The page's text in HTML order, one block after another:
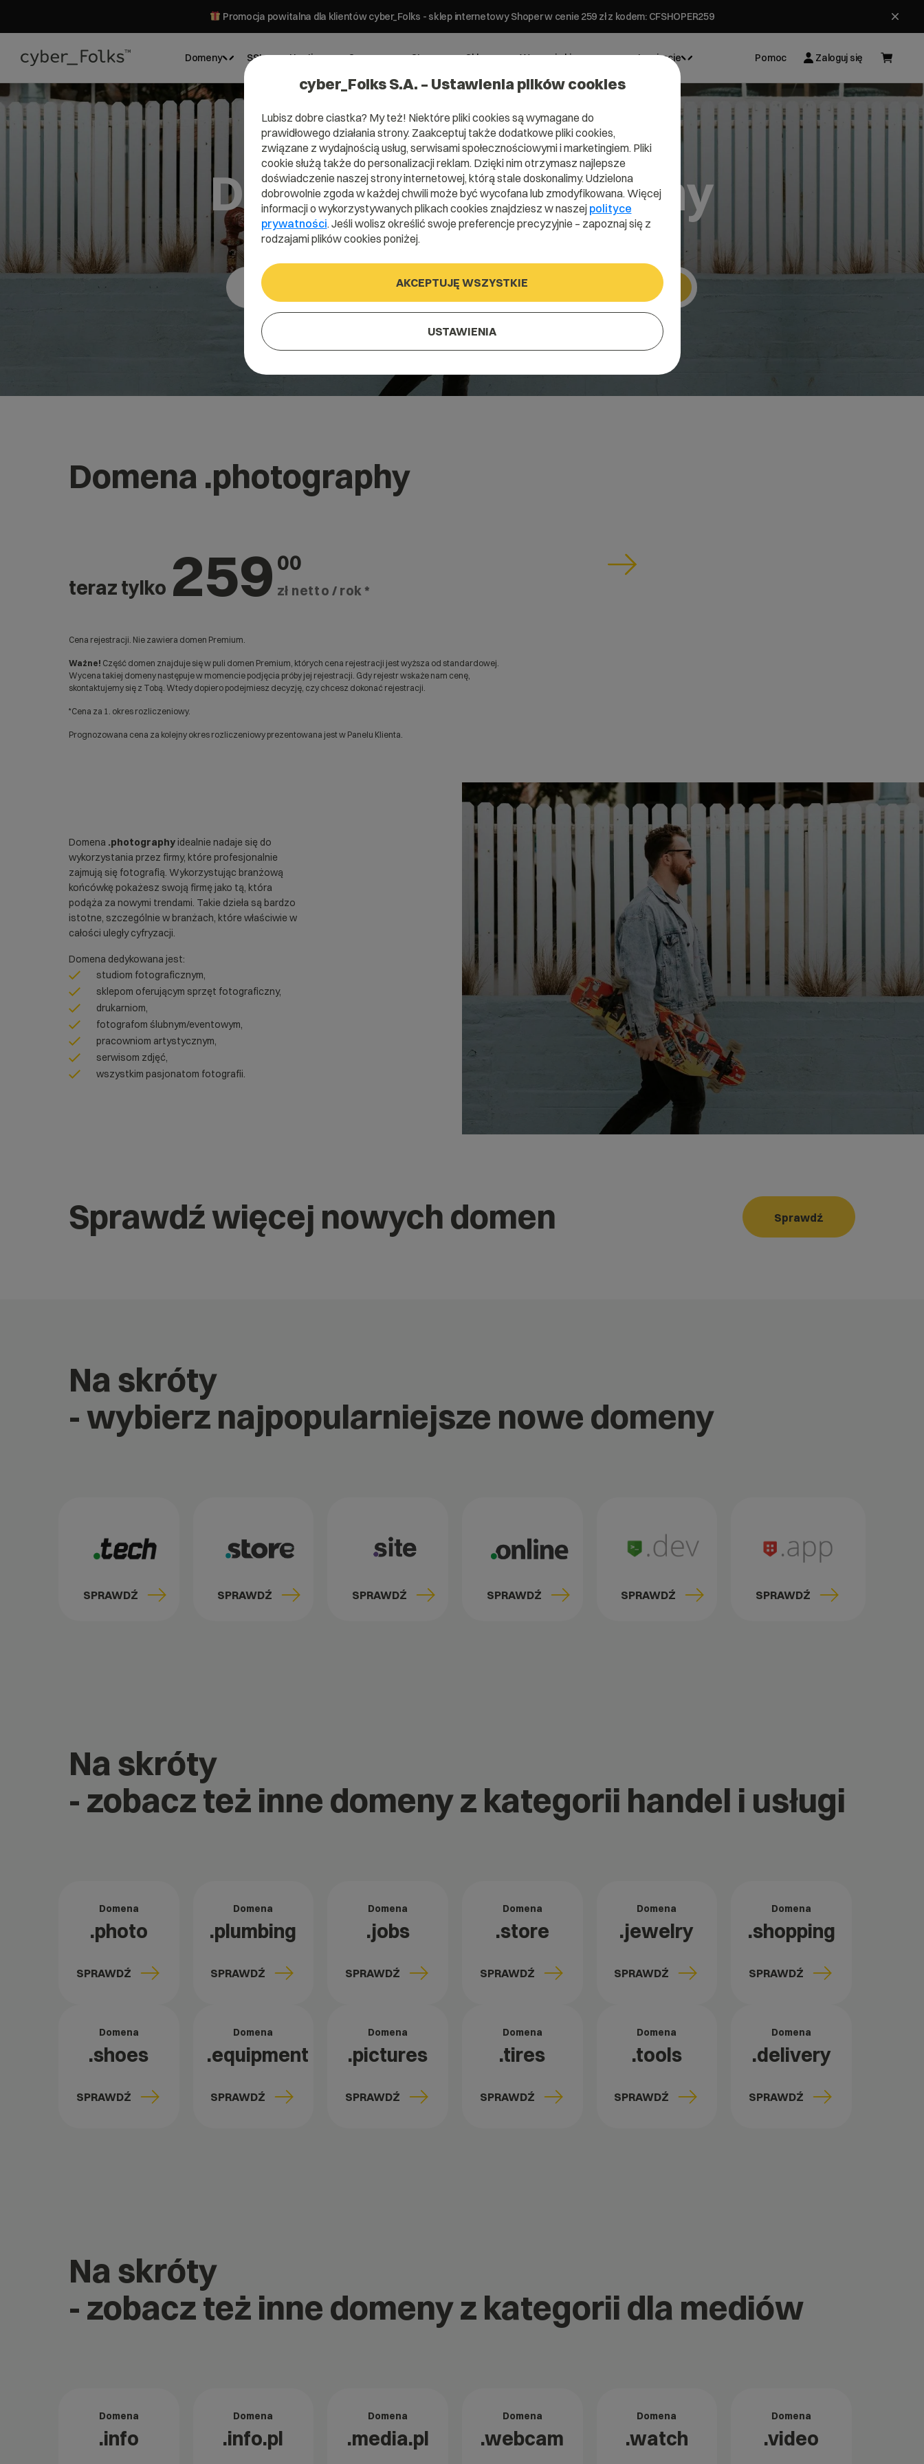
Promocja powitalna dla klientów cyber_Folks - sklep internetowy Shoper w cenie 259 zł z kodem: CFSHOPER259
Domeny SSL Hosting Serwery Strony Sklepy Wsparcie biznesowe Inspiracje Pomoc Zaloguj się
Domena .photography
Uchwyć chwilę z wyjątkową domeną!
.photography
Domena .photography
teraz tylko 259 00
zł netto / rok *
Cena rejestracji. Nie zawiera domen Premium.
Ważne! Część domen znajduje się w puli domen Premium, których cena rejestracji jest wyższa od standardowej.
Wycena takiej domeny następuje w momencie podjęcia próby jej rejestracji. Gdy rejestr wskaże nam cenę,
skontaktujemy się z Tobą. Wtedy dopiero podejmiesz decyzję, czy chcesz dokonać rejestracji.
*Cena za 1. okres rozliczeniowy.
Prognozowana cena za kolejny okres rozliczeniowy prezentowana jest w Panelu Klienta.
Domena .photography idealnie nadaje się do
wykorzystania przez firmy, które profesjonalnie
zajmują się fotografią. Wykorzystując branżową
końcówkę pokażesz swoją firmę jako tą, która
podąża za nowymi trendami. Takie dzieła są bardzo
istotne, szczególnie w branżach, które właściwie w
całości uległy cyfryzacji.
Domena dedykowana jest:
studiom fotograficznym,
sklepom oferującym sprzęt fotograficzny,
drukarniom,
fotografom ślubnym/eventowym,
pracowniom artystycznym,
serwisom zdjęć,
wszystkim pasjonatom fotografii.
Sprawdź więcej nowych domen Sprawdź
Na skróty
- wybierz najpopularniejsze nowe domeny
SPRAWDŹ SPRAWDŹ SPRAWDŹ SPRAWDŹ SPRAWDŹ SPRAWDŹ
Na skróty
- zobacz też inne domeny z kategorii handel i usługi
Domena
.photo
SPRAWDŹ
Domena
.plumbing
SPRAWDŹ
Domena
.jobs
SPRAWDŹ
Domena
.store
SPRAWDŹ
Domena
.jewelry
SPRAWDŹ
Domena
.shopping
SPRAWDŹ
Domena
.shoes
SPRAWDŹ
Domena
.equipment
SPRAWDŹ
Domena
.pictures
SPRAWDŹ
Domena
.tires
SPRAWDŹ
Domena
.tools
SPRAWDŹ
Domena
.delivery
SPRAWDŹ
Na skróty
- zobacz też inne domeny z kategorii dla mediów
Domena
.info
Domena
.info.pl
Domena
.media.pl
Domena
.webcam
Domena
.watch
Domena
.video
cyber_Folks S.A. – Ustawienia plików cookies
Lubisz dobre ciastka? My też! Niektóre pliki cookies są wymagane do
prawidłowego działania strony. Zaakceptuj także dodatkowe pliki cookies,
związane z wydajnością usług, serwisami społecznościowymi i marketingiem. Pliki
cookie służą także do personalizacji reklam. Dzięki nim otrzymasz najlepsze
doświadczenie naszej strony internetowej, którą stale doskonalimy. Udzielona
dobrowolnie zgoda w każdej chwili może być wycofana lub zmodyfikowana. Więcej
informacji o wykorzystywanych plikach cookies znajdziesz w naszej polityce
prywatności. Jeśli wolisz określić swoje preferencje precyzyjnie – zapoznaj się z
rodzajami plików cookies poniżej.
AKCEPTUJĘ WSZYSTKIE
USTAWIENIA